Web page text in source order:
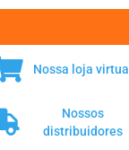
Nossa loja virtual
Nossos
distribuidores